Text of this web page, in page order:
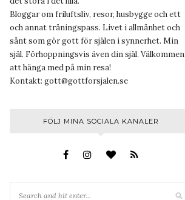
Bloggar om friluftsliv, resor, husbygge och ett
och annat träningspass. Livet i allmänhet och
sånt som gör gott för själen i synnerhet. Min
själ. Förhoppningsvis även din själ. Välkommen
att hänga med på min resa!
Kontakt: gott@gottforsjalen.se
FÖLJ MINA SOCIALA KANALER